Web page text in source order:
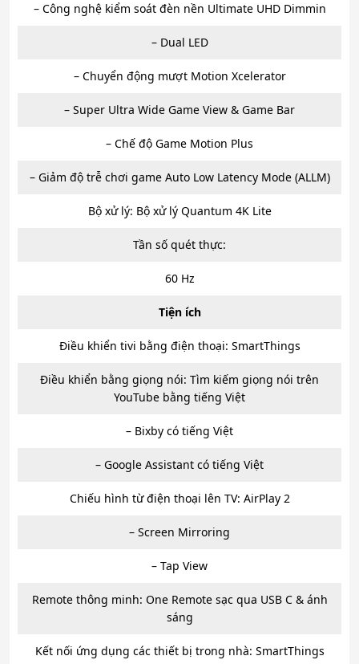
– Công nghệ kiểm soát đèn nền Ultimate UHD Dimmin
– Dual LED
– Chuyển động mượt Motion Xcelerator
– Super Ultra Wide Game View & Game Bar
– Chế độ Game Motion Plus
– Giảm độ trễ chơi game Auto Low Latency Mode (ALLM)
Bộ xử lý: Bộ xử lý Quantum 4K Lite
Tần số quét thực:
60 Hz
Tiện ích
Điều khiển tivi bằng điện thoại: SmartThings
Điều khiển bằng giọng nói: Tìm kiếm giọng nói trên
YouTube bằng tiếng Việt
– Bixby có tiếng Việt
– Google Assistant có tiếng Việt
Chiếu hình từ điện thoại lên TV: AirPlay 2
– Screen Mirroring
– Tap View
Remote thông minh: One Remote sạc qua USB C & ánh
sáng
Kết nối ứng dụng các thiết bị trong nhà: SmartThings